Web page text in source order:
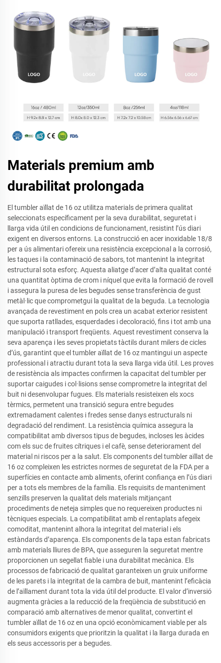
Materials premium amb
durabilitat prolongada
El tumbler aïllat de 16 oz utilitza materials de primera qualitat
seleccionats específicament per la seva durabilitat, seguretat i
llarga vida útil en condicions de funcionament, resistint l’ús diari
exigent en diversos entorns. La construcció en acer inoxidable 18/8
per a ús alimentari ofereix una resistència excepcional a la corrosió,
les taques i la contaminació de sabors, tot mantenint la integritat
estructural sota esforç. Aquesta aliatge d’acer d’alta qualitat conté
una quantitat òptima de crom i níquel que evita la formació de rovell
i assegura la puresa de les begudes sense transferència de gust
metàl·lic que comprometgui la qualitat de la beguda. La tecnologia
avançada de revestiment en pols crea un acabat exterior resistent
que suporta ratllades, esquerdades i decoloració, fins i tot amb una
manipulació i transport freqüents. Aquest revestiment conserva la
seva aparença i les seves propietats tàctils durant milers de cicles
d’ús, garantint que el tumbler aïllat de 16 oz mantingui un aspecte
professional i atractiu durant tota la seva llarga vida útil. Les proves
de resistència als impactes confirmen la capacitat del tumbler per
suportar caigudes i col·lisions sense comprometre la integritat del
buit ni desenvolupar fugues. Els materials resisteixen els xocs
tèrmics, permetent una transició segura entre begudes
extremadament calentes i fredes sense danys estructurals ni
degradació del rendiment. La resistència química assegura la
compatibilitat amb diversos tipus de begudes, incloses les àcides
com els suc de fruites cítriques i el cafè, sense deteriorament del
material ni riscos per a la salut. Els components del tumbler aïllat de
16 oz compleixen les estrictes normes de seguretat de la FDA per a
superfícies en contacte amb aliments, oferint confiança en l’ús diari
per a tots els membres de la família. Els requisits de manteniment
senzills preserven la qualitat dels materials mitjançant
procediments de neteja simples que no requereixen productes ni
tècniques especials. La compatibilitat amb el rentaplats afegeix
comoditat, mantenint alhora la integritat del material i els
estàndards d’aparença. Els components de la tapa estan fabricats
amb materials lliures de BPA, que asseguren la seguretat mentre
proporcionen un segellat fiable i una durabilitat mecànica. Els
processos de fabricació de qualitat garanteixen un gruix uniforme
de les parets i la integritat de la cambra de buit, mantenint l’eficàcia
de l’aïllament durant tota la vida útil del producte. El valor d’inversió
augmenta gràcies a la reducció de la freqüència de substitució en
comparació amb alternatives de menor qualitat, convertint el
tumbler aïllat de 16 oz en una opció econòmicament viable per als
consumidors exigents que prioritzin la qualitat i la llarga durada en
els seus accessoris per a begudes.